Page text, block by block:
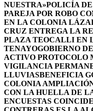
NUESTRA»POLICÍA
PAREJA POR ROBO
EN LA COLONIA
CRUZ ENTREGA LA
PLAZA TEOCALLI EN
TENAYOGOBIERNO
ACTIVO PROTOCOLO
VIGILANCIA
LLUVIASBENEFICIA
COLONIA
CON LA HUELLA DE
ENCUESTAS